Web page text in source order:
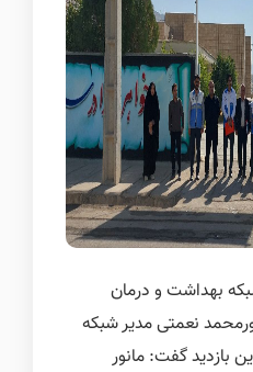
بهداشت و درمان
نعمتی مدیر شبکه
بازدید گفت: مانور